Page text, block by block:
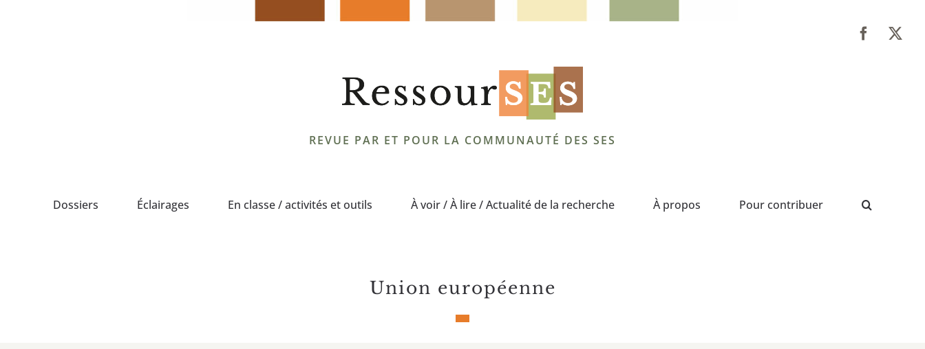
REVUE PAR ET POUR LA COMMUNAUTÉ DES SES
Dossiers Éclairages En classe / activités et outils À voir / À lire / Actualité de la recherche À propos Pour contribuer
Union européenne